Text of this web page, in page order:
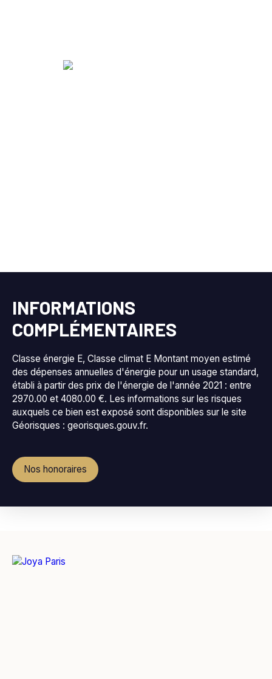
INFORMATIONS
COMPLÉMENTAIRES
Classe énergie E, Classe climat E Montant moyen estimé
des dépenses annuelles d'énergie pour un usage standard,
établi à partir des prix de l'énergie de l'année 2021 : entre
2970.00 et 4080.00 €. Les informations sur les risques
auxquels ce bien est exposé sont disponibles sur le site
Géorisques : georisques.gouv.fr.
Nos honoraires